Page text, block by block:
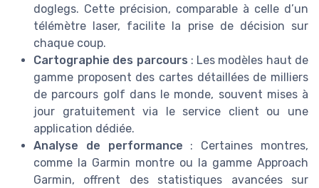
doglegs. Cette précision, comparable à celle d’un
télémètre laser, facilite la prise de décision sur
chaque coup.
Cartographie des parcours : Les modèles haut de
gamme proposent des cartes détaillées de milliers
de parcours golf dans le monde, souvent mises à
jour gratuitement via le service client ou une
application dédiée.
Analyse de performance : Certaines montres,
comme la Garmin montre ou la gamme Approach
Garmin, offrent des statistiques avancées sur